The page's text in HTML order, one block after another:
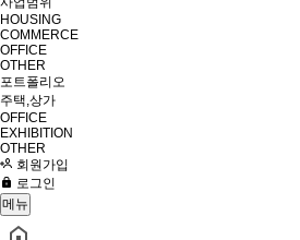
HOUSING
COMMERCE
OFFICE
OTHER
포트폴리오
주택,상가
OFFICE
EXHIBITION
OTHER
회원가입
로그인
메뉴